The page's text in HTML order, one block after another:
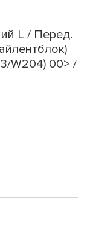
L / Перед.
W204) 00> /